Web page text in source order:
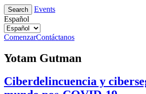
Search
Events
Español
ComenzarContáctanos
Yotam Gutman
Ciberdelincuencia y